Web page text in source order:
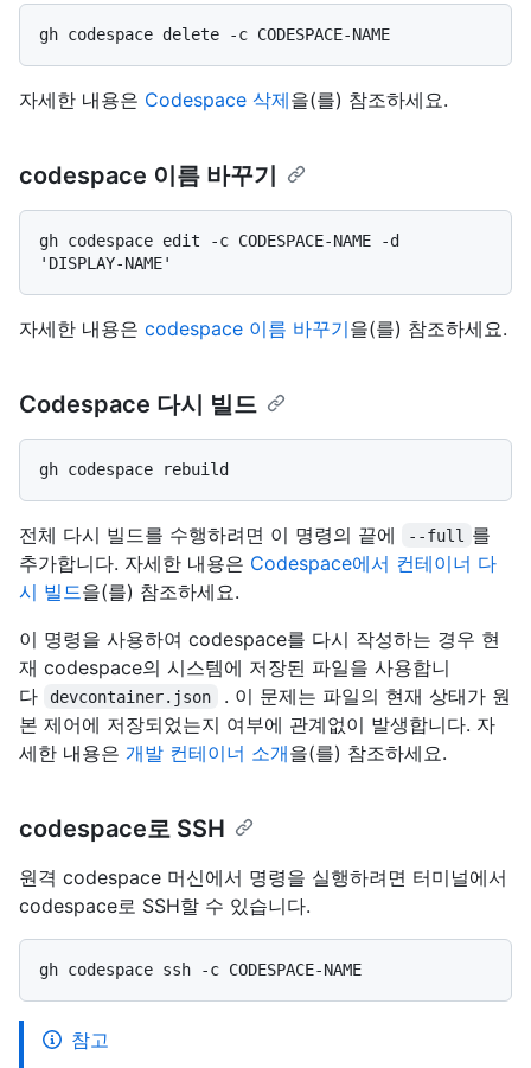
자세한 내용은 Codespace 삭제을(를) 참조하세요.
codespace 이름 바꾸기
gh codespace edit -c CODESPACE-NAME -d
자세한 내용은 codespace 이름 바꾸기을(를) 참조하세요.
Codespace 다시 빌드
전체 다시 빌드를 수행하려면 이 명령의 끝에 --full
를
추가합니다. 자세한 내용은 Codespace에서 컨테이너 다
시 빌드을(를) 참조하세요.
이 명령을 사용하여 codespace를 다시 작성하는 경우 현
재 codespace의 시스템에 저장된 파일을 사용합니
다
devcontainer.json
. 이 문제는 파일의 현재 상태가 원
본 제어에 저장되었는지 여부에 관계없이 발생합니다. 자
세한 내용은 개발 컨테이너 소개을(를) 참조하세요.
codespace로 SSH
원격 codespace 머신에서 명령을 실행하려면 터미널에서
codespace로 SSH할 수 있습니다.
참고